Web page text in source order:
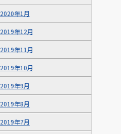
2020年1月
2019年12月
2019年11月
2019年10月
2019年9月
2019年8月
2019年7月